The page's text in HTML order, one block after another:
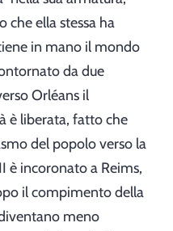
che ella stessa ha
in mano il mondo
da due
Orléans il
è liberata, fatto che
del popolo verso la
è incoronato a Reims,
il compimento della
meno